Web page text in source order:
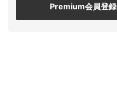
Premium会員登